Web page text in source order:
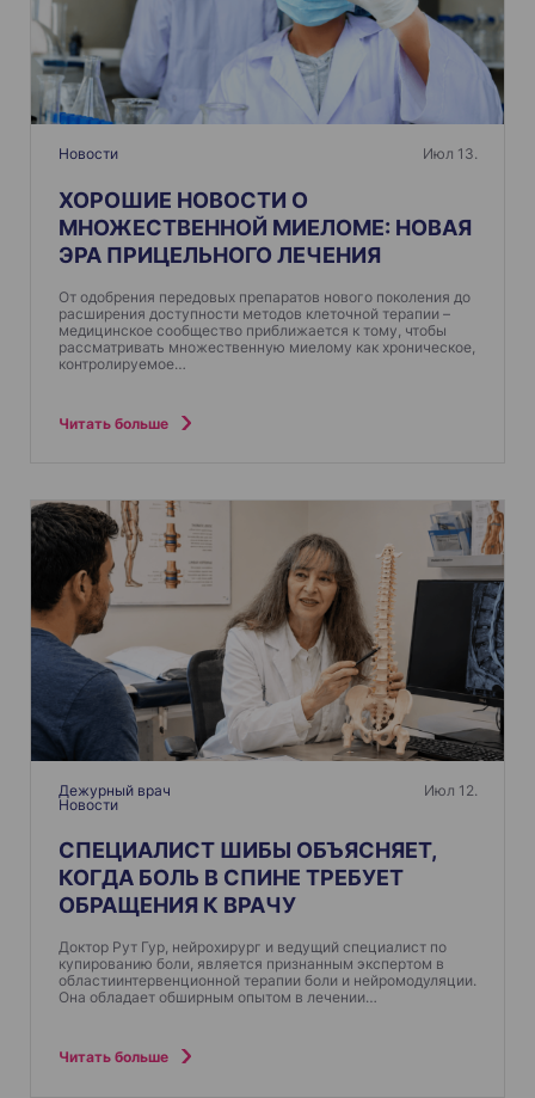
Новости Июл 13.
ХОРОШИЕ НОВОСТИ О
МНОЖЕСТВЕННОЙ МИЕЛОМЕ: НОВАЯ
ЭРА ПРИЦЕЛЬНОГО ЛЕЧЕНИЯ
От одобрения передовых препаратов нового поколения до
расширения доступности методов клеточной терапии –
медицинское сообщество приближается к тому, чтобы
рассматривать множественную миелому как хроническое,
контролируемое…
Читать больше
Дежурный врач
Новости
Июл 12.
СПЕЦИАЛИСТ ШИБЫ ОБЪЯСНЯЕТ,
КОГДА БОЛЬ В СПИНЕ ТРЕБУЕТ
ОБРАЩЕНИЯ К ВРАЧУ
Доктор Рут Гур, нейрохирург и ведущий специалист по
купированию боли, является признанным экспертом в
областиинтервенционной терапии боли и нейромодуляции.
Она обладает обширным опытом в лечении…
Читать больше